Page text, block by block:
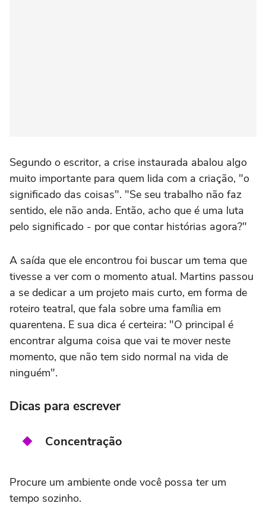
Segundo o escritor, a crise instaurada abalou algo
muito importante para quem lida com a criação, "o
significado das coisas". "Se seu trabalho não faz
sentido, ele não anda. Então, acho que é uma luta
pelo significado - por que contar histórias agora?"
A saída que ele encontrou foi buscar um tema que
tivesse a ver com o momento atual. Martins passou
a se dedicar a um projeto mais curto, em forma de
roteiro teatral, que fala sobre uma família em
quarentena. E sua dica é certeira: "O principal é
encontrar alguma coisa que vai te mover neste
momento, que não tem sido normal na vida de
ninguém".
Dicas para escrever
Concentração
Procure um ambiente onde você possa ter um
tempo sozinho.